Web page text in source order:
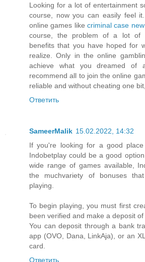
Looking for a lot of entertainment
course, now you can easily feel
online games like criminal case
course, the problem of a lot of
benefits that you have hoped for
realize. Only in the online
achieve what you dreamed of
recommend all to join the online
reliable and without cheating one
Ответить
SameerMalik 15.02.2022, 14:32
If you're looking for a good
Indobetplay could be a good
wide range of games available,
the muchvariety of bonuses
playing.
To begin playing, you must first
been verified and make a deposit
You can deposit through a bank
app (OVO, Dana, LinkAja), or an
card.
Ответить